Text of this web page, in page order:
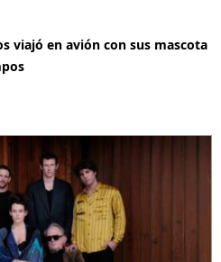
viajó en avión con sus mascota